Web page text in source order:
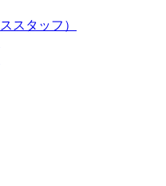
スタッフ）